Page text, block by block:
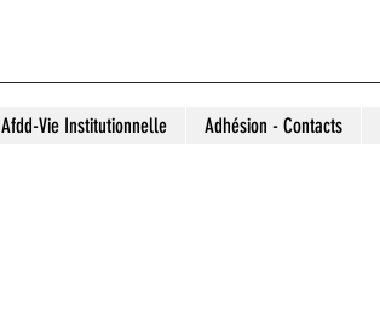
Afdd-Vie Institutionnelle Adhésion - Contacts